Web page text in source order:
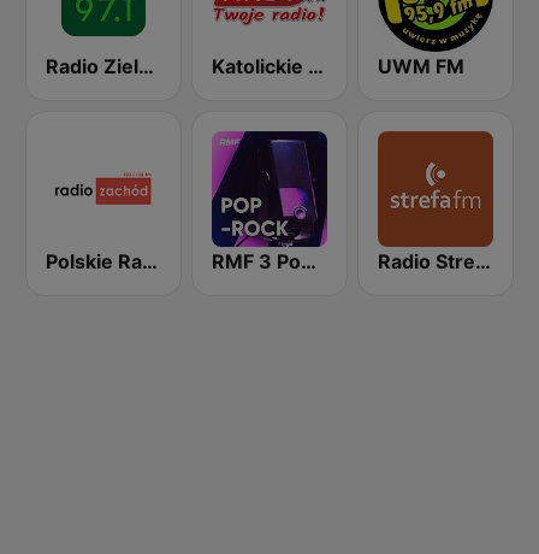
Radio Zielona Góra 97.1FM Katolickie Radio Ciechanów UWM FM
Polskie Radio Zachód 103FM RMF 3 Pop-Rock Radio Strefa FM